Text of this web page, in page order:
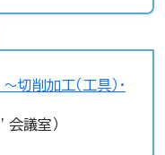
削加工（工具）・
会議室）